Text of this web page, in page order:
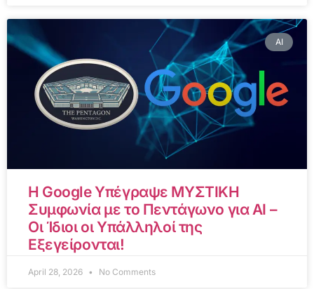
AI
Η Google Υπέγραψε ΜΥΣΤΙΚΗ
Συμφωνία με το Πεντάγωνο για AI –
Οι Ίδιοι οι Υπάλληλοί της
Εξεγείρονται!
April 28, 2026 No Comments